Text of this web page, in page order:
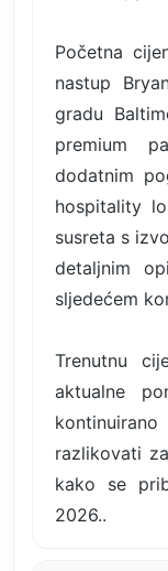
Početna
nastup
gradu
premium
dodatnim
hospitality
susreta s
detaljnim
sljedećem
Trenutnu
aktualne
razlikovati
kako se
2026..